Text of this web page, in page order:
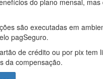
são executadas em
pagSeguro.
de crédito ou por pix tem
da compensação.